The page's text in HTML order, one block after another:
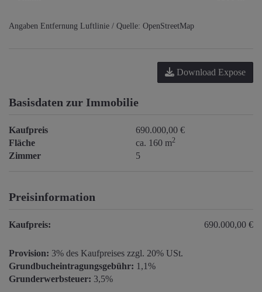
Angaben Entfernung Luftlinie / Quelle: OpenStreetMap
Download Expose
Basisdaten zur Immobilie
Kaufpreis
690.000,00 €
Fläche
ca. 160 m2
Zimmer 5
Preisinformation
Kaufpreis: 690.000,00 €
Provision: 3% des Kaufpreises zzgl. 20% USt.
Grundbucheintragungsgebühr: 1,1%
Grunderwerbsteuer: 3,5%